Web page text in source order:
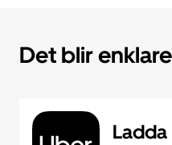
Det blir